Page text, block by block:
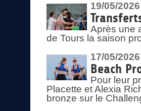
19/05/2026
Après une
de Tours la saison
17/05/2026
Beach
Pour leur
Placette et Alexia
bronze sur le